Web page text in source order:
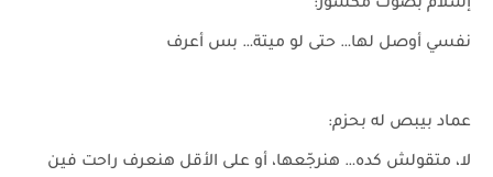
إسلام بصوت مكسور:
نفسي أوصل لها… حتى لو ميتة… بس أعرف
عماد بيبص له بحزم:
لا، متقولش كده… هنرجّعها، أو على الأقل هنعرف راحت فين